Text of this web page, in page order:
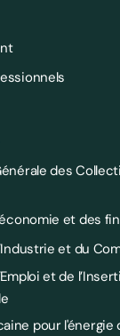
des
et des
et du
et de
pour l'énergie